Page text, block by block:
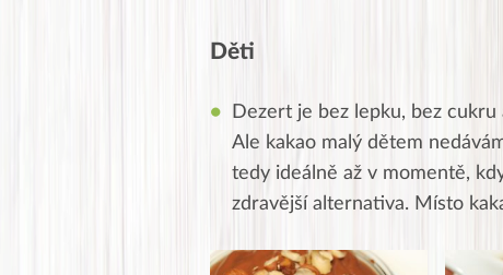
Děti
Dezert je bez lepku, bez
Ale kakao malý dětem
tedy ideálně až v momentě,
zdravější alternativa. Místo